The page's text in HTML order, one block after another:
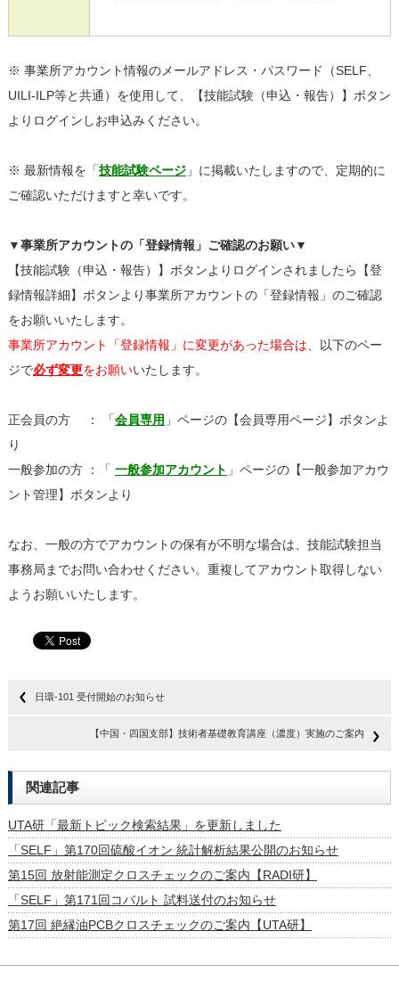
※ 事業所アカウント情報のメールアドレス・パスワード（SELF、
UILI-ILP等と共通）を使用して、【技能試験（申込・報告）】ボタン
よりログインしお申込みください。
※ 最新情報を「技能試験ページ」に掲載いたしますので、定期的に
ご確認いただけますと幸いです。
▼事業所アカウントの「登録情報」ご確認のお願い▼
【技能試験（申込・報告）】ボタンよりログインされましたら【登
録情報詳細】ボタンより事業所アカウントの「登録情報」のご確認
をお願いいたします。
事業所アカウント「登録情報」に変更があった場合は 、以下のペー
ジで必ず変更をお願いいたします。
正会員の方 ： 「会員専用 」ページの【会員専用ページ】ボタンよ
り
一般参加の方 ：「 一般参加アカウント 」ページの【一般参加アカウ
ント管理】ボタンより
なお、一般の方でアカウントの保有が不明な場合は、技能試験担当
事務局までお問い合わせください。重複してアカウント取得しない
ようお願いいたします。
日環-101 受付開始のお知らせ
【中国・四国支部】技術者基礎教育講座（濃度）実施のご案内
関連記事
UTA研「最新トピック検索結果」を更新しました
「SELF」第170回硫酸イオン 統計解析結果公開のお知らせ
第15回 放射能測定クロスチェックのご案内【RADI研】
「SELF」第171回コバルト 試料送付のお知らせ
第17回 絶縁油PCBクロスチェックのご案内【UTA研】